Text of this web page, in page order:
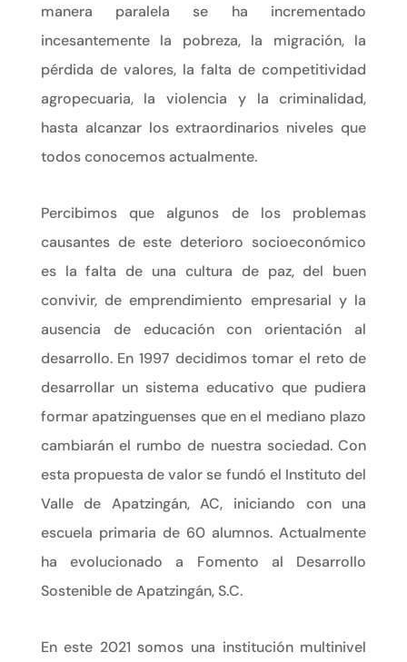
manera paralela se ha incrementado
incesantemente la pobreza, la migración, la
pérdida de valores, la falta de competitividad
agropecuaria, la violencia y la criminalidad,
hasta alcanzar los extraordinarios niveles que
todos conocemos actualmente.
Percibimos que algunos de los problemas
causantes de este deterioro socioeconómico
es la falta de una cultura de paz, del buen
convivir, de emprendimiento empresarial y la
ausencia de educación con orientación al
desarrollo. En 1997 decidimos tomar el reto de
desarrollar un sistema educativo que pudiera
formar apatzinguenses que en el mediano plazo
cambiarán el rumbo de nuestra sociedad. Con
esta propuesta de valor se fundó el Instituto del
Valle de Apatzingán, AC, iniciando con una
escuela primaria de 60 alumnos. Actualmente
ha evolucionado a Fomento al Desarrollo
Sostenible de Apatzingán, S.C.
En este 2021 somos una institución multinivel